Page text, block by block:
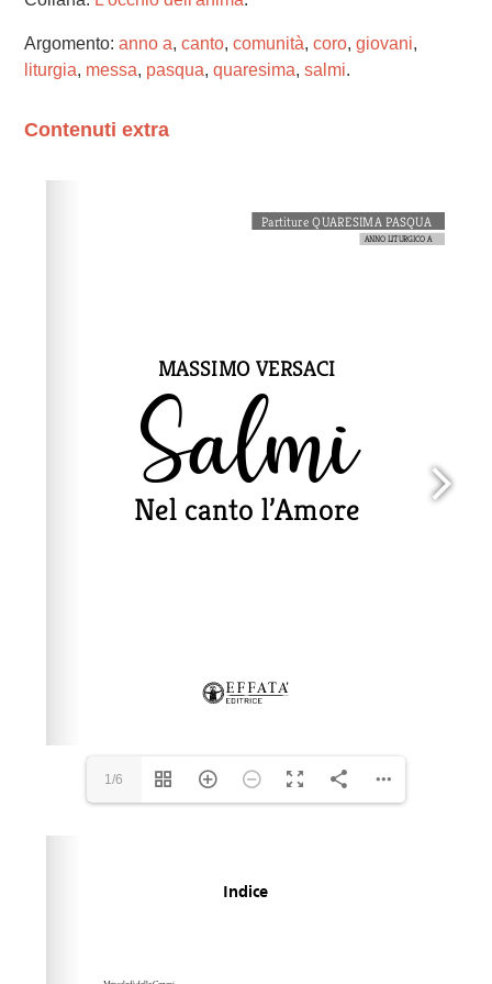
Argomento: anno a, canto, comunità, coro, giovani,
liturgia, messa, pasqua, quaresima, salmi.
Contenuti extra
documentation.
1/6